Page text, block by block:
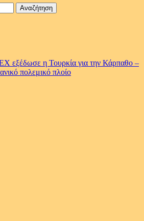
εξέδωσε η Τουρκία για την Κάρπαθο –
πολεμικό πλοίο